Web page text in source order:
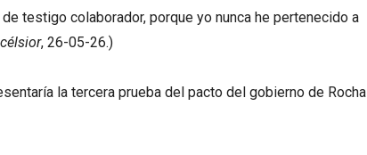
testigo colaborador, porque yo nunca he pertenecido a
, 26-05-26.)
la tercera prueba del pacto del gobierno de Rocha